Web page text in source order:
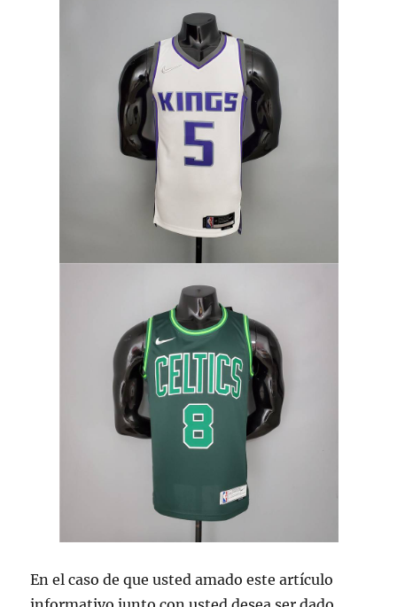
En el caso de que usted amado este artículo